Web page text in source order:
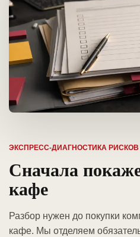
ЭКСПРЕСС-ДИАГНОСТИКА РИСКОВ
Сначала
кафе
Разбор нужен до покупки
кафе. Мы отделяем